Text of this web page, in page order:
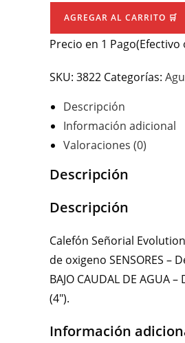
gas
Evolution
14L
cantidad
AGREGAR AL CARRITO 🛒
Precio en 1
SKU: 3822 Categorías:
Descripción
Información adicional
Valoraciones (0)
Descripción
Descripción
Calefón Señorial
de oxigeno SENSORES –
BAJO CAUDAL DE AGUA
(4″).
Información